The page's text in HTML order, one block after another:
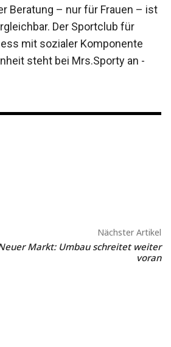
Beratung – nur für Frauen – ist
Der Sportclub für
mit sozialer Komponente
steht bei Mrs.Sporty an
Nächster Artikel
Markt: Umbau schreitet weiter
voran